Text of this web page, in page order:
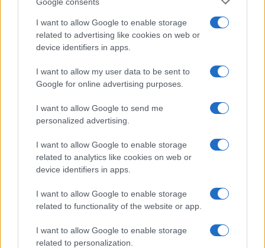
I want to allow Google to enable storage
related to advertising like cookies on web or
device identifiers in apps.
I want to allow my user data to be sent to
Google for online advertising purposes.
I want to allow Google to send me
personalized advertising.
I want to allow Google to enable storage
related to analytics like cookies on web or
device identifiers in apps.
I want to allow Google to enable storage
related to functionality of the website or app.
I want to allow Google to enable storage
related to personalization.
Eventi a Lignano Sabbiadoro: il programma completo
Letizia Fontana · 6 Ago 2026